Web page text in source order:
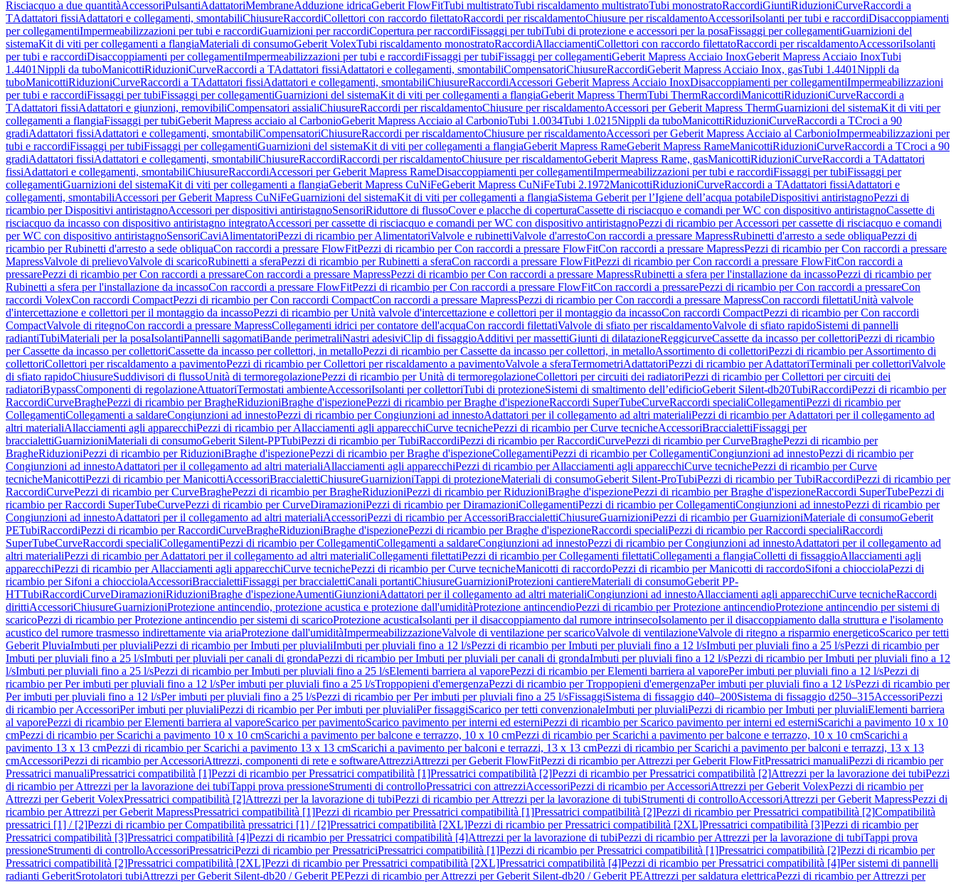
Risciacquo a due quantitàAccessoriPulsantiAdattatoriMembraneAdduzione idricaGeberit FlowFitTubi multistratoTubi riscaldamento multistratoTubi monostratoRaccordiGiuntiRiduzioniCurveRaccordi a
TAdattatori fissiAdattatori e collegamenti, smontabiliChiusureRaccordiCollettori con raccordo filettatoRaccordi per riscaldamentoChiusure per riscaldamentoAccessoriIsolanti per tubi e raccordiDisaccoppiamenti
per collegamentiImpermeabilizzazioni per tubi e raccordiGuarnizioni per raccordiCopertura per raccordiFissaggi per tubiTubi di protezione e accessori per la posaFissaggi per collegamentiGuarnizioni del
sistemaKit di viti per collegamenti a flangiaMateriali di consumoGeberit VolexTubi riscaldamento monostratoRaccordiAllacciamentiCollettori con raccordo filettatoRaccordi per riscaldamentoAccessoriIsolanti
per tubi e raccordiDisaccoppiamenti per collegamentiImpermeabilizzazioni per tubi e raccordiFissaggi per tubiFissaggi per collegamentiGeberit Mapress Acciaio InoxGeberit Mapress Acciaio InoxTubi
1.4401Nippli da tuboManicottiRiduzioniCurveRaccordi a TAdattatori fissiAdattatori e collegamenti, smontabiliCompensatoriChiusureRaccordiGeberit Mapress Acciaio Inox, gasTubi 1.4401Nippli da
tuboManicottiRiduzioniCurveRaccordi a TAdattatori fissiAdattatori e collegamenti, smontabiliChiusureRaccordiAccessori Geberit Mapress Acciaio InoxDisaccoppiamenti per collegamentiImpermeabilizzazioni
per tubi e raccordiFissaggi per tubiFissaggi per collegamentiGuarnizioni del sistemaKit di viti per collegamenti a flangiaGeberit Mapress ThermTubi ThermRaccordiManicottiRiduzioniCurveRaccordi a
TAdattatori fissiAdattatori e giunzioni, removibiliCompensatori assialiChiusureRaccordi per riscaldamentoChiusure per riscaldamentoAccessori per Geberit Mapress ThermGuarnizioni del sistemaKit di viti per
collegamenti a flangiaFissaggi per tubiGeberit Mapress acciaio al CarbonioGeberit Mapress Acciaio al CarbonioTubi 1.0034Tubi 1.0215Nippli da tuboManicottiRiduzioniCurveRaccordi a TCroci a 90
gradiAdattatori fissiAdattatori e collegamenti, smontabiliCompensatoriChiusureRaccordi per riscaldamentoChiusure per riscaldamentoAccessori per Geberit Mapress Acciaio al CarbonioImpermeabilizzazioni per
tubi e raccordiFissaggi per tubiFissaggi per collegamentiGuarnizioni del sistemaKit di viti per collegamenti a flangiaGeberit Mapress RameGeberit Mapress RameManicottiRiduzioniCurveRaccordi a TCroci a 90
gradiAdattatori fissiAdattatori e collegamenti, smontabiliChiusureRaccordiRaccordi per riscaldamentoChiusure per riscaldamentoGeberit Mapress Rame, gasManicottiRiduzioniCurveRaccordi a TAdattatori
fissiAdattatori e collegamenti, smontabiliChiusureRaccordiAccessori per Geberit Mapress RameDisaccoppiamenti per collegamentiImpermeabilizzazioni per tubi e raccordiFissaggi per tubiFissaggi per
collegamentiGuarnizioni del sistemaKit di viti per collegamenti a flangiaGeberit Mapress CuNiFeGeberit Mapress CuNiFeTubi 2.1972ManicottiRiduzioniCurveRaccordi a TAdattatori fissiAdattatori e
collegamenti, smontabiliAccessori per Geberit Mapress CuNiFeGuarnizioni del sistemaKit di viti per collegamenti a flangiaSistema Geberit per l’Igiene dell’acqua potabileDispositivi antiristagnoPezzi di
ricambio per Dispositivi antiristagnoAccessori per dispositivi antiristagnoSensoriRiduttore di flussoCover e placche di coperturaCassette di risciacquo e comandi per WC con dispositivo antiristagnoCassette di
risciacquo da incasso con dispositivo antiristagno integratoAccessori per cassette di risciacquo e comandi per WC con dispositivo antiristagnoPezzi di ricambio per Accessori per cassette di risciacquo e comandi
per WC con dispositivo antiristagnoSensoriCaviAlimentatoriPezzi di ricambio per AlimentatoriValvole e rubinettiValvole d'arrestoCon raccordi a pressare MapressRubinetti d'arresto a sede obliquaPezzi di
ricambio per Rubinetti d'arresto a sede obliquaCon raccordi a pressare FlowFitPezzi di ricambio per Con raccordi a pressare FlowFitCon raccordi a pressare MapressPezzi di ricambio per Con raccordi a pressare
MapressValvole di prelievoValvole di scaricoRubinetti a sferaPezzi di ricambio per Rubinetti a sferaCon raccordi a pressare FlowFitPezzi di ricambio per Con raccordi a pressare FlowFitCon raccordi a
pressarePezzi di ricambio per Con raccordi a pressareCon raccordi a pressare MapressPezzi di ricambio per Con raccordi a pressare MapressRubinetti a sfera per l'installazione da incassoPezzi di ricambio per
Rubinetti a sfera per l'installazione da incassoCon raccordi a pressare FlowFitPezzi di ricambio per Con raccordi a pressare FlowFitCon raccordi a pressarePezzi di ricambio per Con raccordi a pressareCon
raccordi VolexCon raccordi CompactPezzi di ricambio per Con raccordi CompactCon raccordi a pressare MapressPezzi di ricambio per Con raccordi a pressare MapressCon raccordi filettatiUnità valvole
d'intercettazione e collettori per il montaggio da incassoPezzi di ricambio per Unità valvole d'intercettazione e collettori per il montaggio da incassoCon raccordi CompactPezzi di ricambio per Con raccordi
CompactValvole di ritegnoCon raccordi a pressare MapressCollegamenti idrici per contatore dell'acquaCon raccordi filettatiValvole di sfiato per riscaldamentoValvole di sfiato rapidoSistemi di pannelli
radiantiTubiMateriali per la posaIsolantiPannelli sagomatiBande perimetraliNastri adesiviClip di fissaggioAdditivi per massettiGiunti di dilatazioneReggicurveCassette da incasso per collettoriPezzi di ricambio
per Cassette da incasso per collettoriCassette da incasso per collettori, in metalloPezzi di ricambio per Cassette da incasso per collettori, in metalloAssortimento di collettoriPezzi di ricambio per Assortimento di
collettoriCollettori per riscaldamento a pavimentoPezzi di ricambio per Collettori per riscaldamento a pavimentoValvole a sferaTermometriAdattatoriPezzi di ricambio per AdattatoriTerminali per collettoriValvole
di sfiato rapidoChiusureSuddivisori di flussoUnità di termoregolazionePezzi di ricambio per Unità di termoregolazioneCollettori per circuiti dei radiatoriPezzi di ricambio per Collettori per circuiti dei
radiatoriBypassComponenti di regolazioneAttuatoriTermostati ambienteAccessoriIsolanti per collettoriTubi di protezioneSistemi di smaltimento dell’edificioGeberit Silent-db20TubiRaccordiPezzi di ricambio per
RaccordiCurveBraghePezzi di ricambio per BragheRiduzioniBraghe d'ispezionePezzi di ricambio per Braghe d'ispezioneRaccordi SuperTubeCurveRaccordi specialiCollegamentiPezzi di ricambio per
CollegamentiCollegamenti a saldareCongiunzioni ad innestoPezzi di ricambio per Congiunzioni ad innestoAdattatori per il collegamento ad altri materialiPezzi di ricambio per Adattatori per il collegamento ad
altri materialiAllacciamenti agli apparecchiPezzi di ricambio per Allacciamenti agli apparecchiCurve tecnichePezzi di ricambio per Curve tecnicheAccessoriBraccialettiFissaggi per
braccialettiGuarnizioniMateriali di consumoGeberit Silent-PPTubiPezzi di ricambio per TubiRaccordiPezzi di ricambio per RaccordiCurvePezzi di ricambio per CurveBraghePezzi di ricambio per
BragheRiduzioniPezzi di ricambio per RiduzioniBraghe d'ispezionePezzi di ricambio per Braghe d'ispezioneCollegamentiPezzi di ricambio per CollegamentiCongiunzioni ad innestoPezzi di ricambio per
Congiunzioni ad innestoAdattatori per il collegamento ad altri materialiAllacciamenti agli apparecchiPezzi di ricambio per Allacciamenti agli apparecchiCurve tecnichePezzi di ricambio per Curve
tecnicheManicottiPezzi di ricambio per ManicottiAccessoriBraccialettiChiusureGuarnizioniTappi di protezioneMateriali di consumoGeberit Silent-ProTubiPezzi di ricambio per TubiRaccordiPezzi di ricambio per
RaccordiCurvePezzi di ricambio per CurveBraghePezzi di ricambio per BragheRiduzioniPezzi di ricambio per RiduzioniBraghe d'ispezionePezzi di ricambio per Braghe d'ispezioneRaccordi SuperTubePezzi di
ricambio per Raccordi SuperTubeCurvePezzi di ricambio per CurveDiramazioniPezzi di ricambio per DiramazioniCollegamentiPezzi di ricambio per CollegamentiCongiunzioni ad innestoPezzi di ricambio per
Congiunzioni ad innestoAdattatori per il collegamento ad altri materialiAccessoriPezzi di ricambio per AccessoriBraccialettiChiusureGuarnizioniPezzi di ricambio per GuarnizioniMateriale di consumoGeberit
PETubiRaccordiPezzi di ricambio per RaccordiCurveBragheRiduzioniBraghe d'ispezionePezzi di ricambio per Braghe d'ispezioneRaccordi specialiPezzi di ricambio per Raccordi specialiRaccordi
SuperTubeCurveRaccordi specialiCollegamentiPezzi di ricambio per CollegamentiCollegamenti a saldareCongiunzioni ad innestoPezzi di ricambio per Congiunzioni ad innestoAdattatori per il collegamento ad
altri materialiPezzi di ricambio per Adattatori per il collegamento ad altri materialiCollegamenti filettatiPezzi di ricambio per Collegamenti filettatiCollegamenti a flangiaColletti di fissaggioAllacciamenti agli
apparecchiPezzi di ricambio per Allacciamenti agli apparecchiCurve tecnichePezzi di ricambio per Curve tecnicheManicotti di raccordoPezzi di ricambio per Manicotti di raccordoSifoni a chiocciolaPezzi di
ricambio per Sifoni a chiocciolaAccessoriBraccialettiFissaggi per braccialettiCanali portantiChiusureGuarnizioniProtezioni cantiereMateriali di consumoGeberit PP-
HTTubiRaccordiCurveDiramazioniRiduzioniBraghe d'ispezioneAumentiGiunzioniAdattatori per il collegamento ad altri materialiCongiunzioni ad innestoAllacciamenti agli apparecchiCurve tecnicheRaccordi
dirittiAccessoriChiusureGuarnizioniProtezione antincendio, protezione acustica e protezione dall'umiditàProtezione antincendioPezzi di ricambio per Protezione antincendioProtezione antincendio per sistemi di
scaricoPezzi di ricambio per Protezione antincendio per sistemi di scaricoProtezione acusticaIsolanti per il disaccoppiamento dal rumore intrinsecoIsolamento per il disaccoppiamento dalla struttura e l'isolamento
acustico del rumore trasmesso indirettamente via ariaProtezione dall'umiditàImpermeabilizzazioneValvole di ventilazione per scaricoValvole di ventilazioneValvole di ritegno a risparmio energeticoScarico per tetti
Geberit PluviaImbuti per pluvialiPezzi di ricambio per Imbuti per pluvialiImbuti per pluviali fino a 12 l/sPezzi di ricambio per Imbuti per pluviali fino a 12 l/sImbuti per pluviali fino a 25 l/sPezzi di ricambio per
Imbuti per pluviali fino a 25 l/sImbuti per pluviali per canali di grondaPezzi di ricambio per Imbuti per pluviali per canali di grondaImbuti per pluviali fino a 12 l/sPezzi di ricambio per Imbuti per pluviali fino a 12
l/sImbuti per pluviali fino a 25 l/sPezzi di ricambio per Imbuti per pluviali fino a 25 l/sElementi barriera al vaporePezzi di ricambio per Elementi barriera al vaporePer imbuti per pluviali fino a 12 l/sPezzi di
ricambio per Per imbuti per pluviali fino a 12 l/sPer imbuti per pluviali fino a 25 l/sTroppopieni d'emergenzaPezzi di ricambio per Troppopieni d'emergenzaPer imbuti per pluviali fino a 12 l/sPezzi di ricambio per
Per imbuti per pluviali fino a 12 l/sPer imbuti per pluviali fino a 25 l/sPezzi di ricambio per Per imbuti per pluviali fino a 25 l/sFissaggiSistema di fissaggio d40–200Sistema di fissaggio d250–315AccessoriPezzi
di ricambio per AccessoriPer imbuti per pluvialiPezzi di ricambio per Per imbuti per pluvialiPer fissaggiScarico per tetti convenzionaleImbuti per pluvialiPezzi di ricambio per Imbuti per pluvialiElementi barriera
al vaporePezzi di ricambio per Elementi barriera al vaporeScarico per pavimentoScarico pavimento per interni ed esterniPezzi di ricambio per Scarico pavimento per interni ed esterniScarichi a pavimento 10 x 10
cmPezzi di ricambio per Scarichi a pavimento 10 x 10 cmScarichi a pavimento per balcone e terrazzo, 10 x 10 cmPezzi di ricambio per Scarichi a pavimento per balcone e terrazzo, 10 x 10 cmScarichi a
pavimento 13 x 13 cmPezzi di ricambio per Scarichi a pavimento 13 x 13 cmScarichi a pavimento per balconi e terrazzi, 13 x 13 cmPezzi di ricambio per Scarichi a pavimento per balconi e terrazzi, 13 x 13
cmAccessoriPezzi di ricambio per AccessoriAttrezzi, componenti di rete e softwareAttrezziAttrezzi per Geberit FlowFitPezzi di ricambio per Attrezzi per Geberit FlowFitPressatrici manualiPezzi di ricambio per
Pressatrici manualiPressatrici compatibilità [1]Pezzi di ricambio per Pressatrici compatibilità [1]Pressatrici compatibilità [2]Pezzi di ricambio per Pressatrici compatibilità [2]Attrezzi per la lavorazione dei tubiPezzi
di ricambio per Attrezzi per la lavorazione dei tubiTappi prova pressioneStrumenti di controlloPressatrici con attrezziAccessoriPezzi di ricambio per AccessoriAttrezzi per Geberit VolexPezzi di ricambio per
Attrezzi per Geberit VolexPressatrici compatibilità [2]Attrezzi per la lavorazione di tubiPezzi di ricambio per Attrezzi per la lavorazione di tubiStrumenti di controlloAccessoriAttrezzi per Geberit MapressPezzi di
ricambio per Attrezzi per Geberit MapressPressatrici compatibilità [1]Pezzi di ricambio per Pressatrici compatibilità [1]Pressatrici compatibilità [2]Pezzi di ricambio per Pressatrici compatibilità [2]Compatibilità
pressatrici [1] / [2]Pezzi di ricambio per Compatibilità pressatrici [1] / [2]Pressatrici compatibilità [2XL]Pezzi di ricambio per Pressatrici compatibilità [2XL]Pressatrici compatibilità [3]Pezzi di ricambio per
Pressatrici compatibilità [3]Pressatrici compatibilità [4]Pezzi di ricambio per Pressatrici compatibilità [4]Attrezzi per la lavorazione di tubiPezzi di ricambio per Attrezzi per la lavorazione di tubiTappi prova
pressioneStrumenti di controlloAccessoriPressatriciPezzi di ricambio per PressatriciPressatrici compatibilità [1]Pezzi di ricambio per Pressatrici compatibilità [1]Pressatrici compatibilità [2]Pezzi di ricambio per
Pressatrici compatibilità [2]Pressatrici compatibilità [2XL]Pezzi di ricambio per Pressatrici compatibilità [2XL]Pressatrici compatibilità [4]Pezzi di ricambio per Pressatrici compatibilità [4]Per sistemi di pannelli
radianti GeberitSrotolatori tubiAttrezzi per Geberit Silent-db20 / Geberit PEPezzi di ricambio per Attrezzi per Geberit Silent-db20 / Geberit PEAttrezzi per saldatura elettricaPezzi di ricambio per Attrezzi per